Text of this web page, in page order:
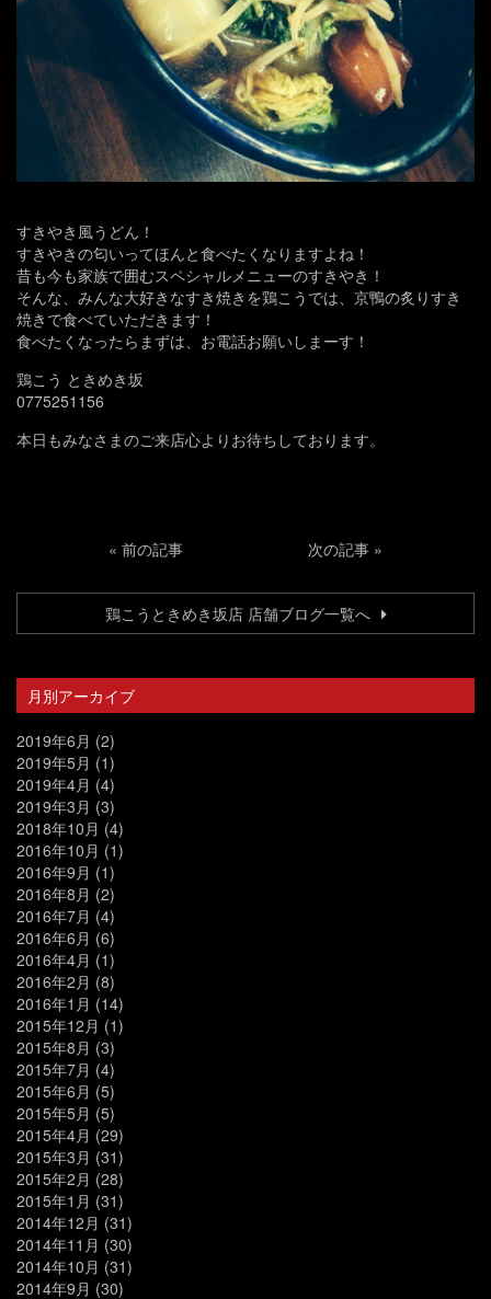
すきやき風うどん！
すきやきの匂いってほんと食べたくなりますよね！
昔も今も家族で囲むスペシャルメニューのすきやき！
そんな、みんな大好きなすき焼きを鶏こうでは、京鴨の炙りすき
焼きで食べていただきます！
食べたくなったらまずは、お電話お願いしまーす！
鶏こう ときめき坂
0775251156
本日もみなさまのご来店心よりお待ちしております。
« 前の記事 次の記事 »
鶏こうときめき坂店 店舗ブログ一覧へ
月別アーカイブ
2019年6月 (2)
2019年5月 (1)
2019年4月 (4)
2019年3月 (3)
2018年10月 (4)
2016年10月 (1)
2016年9月 (1)
2016年8月 (2)
2016年7月 (4)
2016年6月 (6)
2016年4月 (1)
2016年2月 (8)
2016年1月 (14)
2015年12月 (1)
2015年8月 (3)
2015年7月 (4)
2015年6月 (5)
2015年5月 (5)
2015年4月 (29)
2015年3月 (31)
2015年2月 (28)
2015年1月 (31)
2014年12月 (31)
2014年11月 (30)
2014年10月 (31)
2014年9月 (30)